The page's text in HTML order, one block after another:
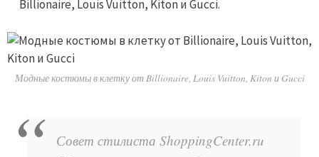
Billionaire, Louis Vuitton, Kiton и Gucci.
Модные костюмы в клетку от Billionaire, Louis Vuitton, Kiton и Gucci
Совет стилиста ShoppingCenter.ru